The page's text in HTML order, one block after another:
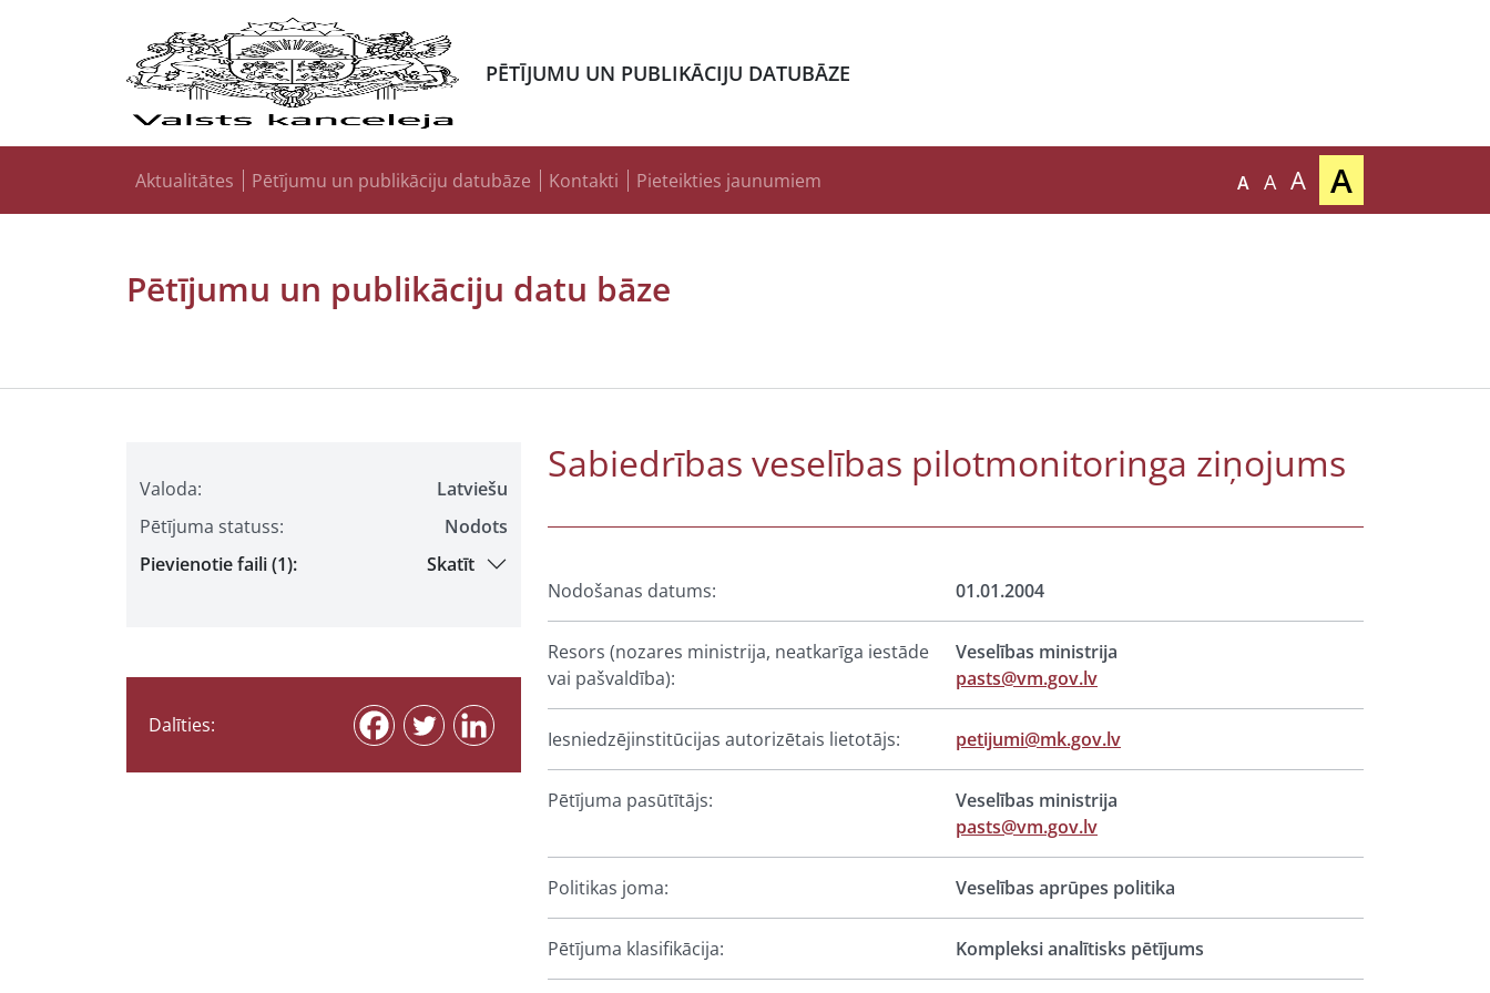
PĒTĪJUMU UN PUBLIKĀCIJU DATUBĀZE
Aktualitātes Pētījumu un publikāciju datubāze Kontakti Pieteikties jaunumiem A A A A
Pētījumu un publikāciju datu bāze
Valoda:
Latviešu
Pētījuma statuss:
Nodots
Pievienotie faili (1):
Skatīt
Dalīties:
Sabiedrības veselības pilotmonitoringa ziņojums
Nodošanas datums: 01.01.2004
Resors (nozares ministrija, neatkarīga iestāde
vai pašvaldība):
Veselības ministrija
pasts@vm.gov.lv
Iesniedzējinstitūcijas autorizētais lietotājs: petijumi@mk.gov.lv
Pētījuma pasūtītājs:
Veselības ministrija
pasts@vm.gov.lv
Politikas joma: Veselības aprūpes politika
Pētījuma klasifikācija: Kompleksi analītisks pētījums